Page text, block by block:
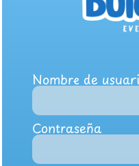
Nombre de
Contraseña